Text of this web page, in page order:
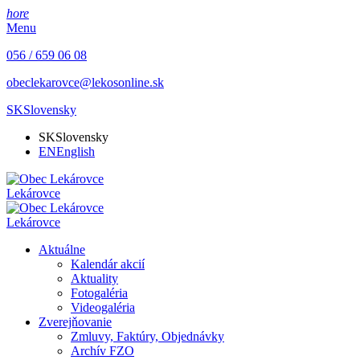
hore
Menu
056 / 659 06 08
obeclekarovce@lekosonline.sk
SKSlovensky
SKSlovensky
ENEnglish
Lekárovce
Lekárovce
Aktuálne
Kalendár akcií
Aktuality
Fotogaléria
Videogaléria
Zverejňovanie
Zmluvy, Faktúry, Objednávky
Archív FZO